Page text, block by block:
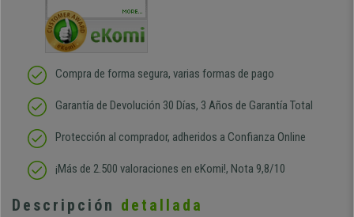
MORE...
Compra de forma segura, varias formas de pago
Garantía de Devolución 30 Días, 3 Años de Garantía Total
Protección al comprador, adheridos a Confianza Online
¡Más de 2.500 valoraciones en eKomi!, Nota 9,8/10
Descripción detallada